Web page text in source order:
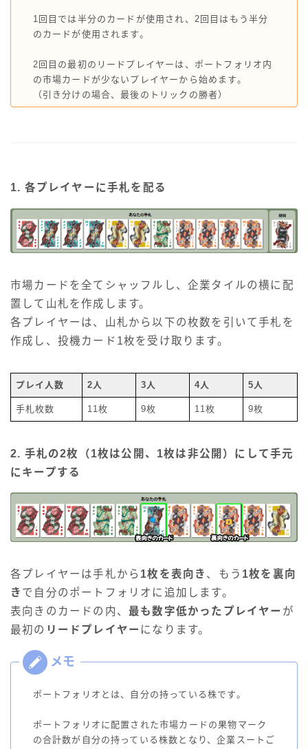
1回目では半分のカードが使用され、2回目はもう半分
のカードが使用されます。
2回目の最初のリードプレイヤーは、ポートフォリオ内
の市場カードが少ないプレイヤーから始めます。
（引き分けの場合、最後のトリックの勝者）
1. 各プレイヤーに手札を配る
市場カードを全てシャッフルし、企業タイルの横に配
置して山札を作成します。
各プレイヤーは、山札から以下の枚数を引いて手札を
作成し、投機カード1枚を受け取ります。
プレイ人数 2人 3人 4人 5人
手札枚数 11枚 9枚 11枚 9枚
2. 手札の2枚（1枚は公開、1枚は非公開）にして手元
にキープする
各プレイヤーは手札から 1枚を表向き 、もう 1枚を裏向
き で自分のポートフォリオに追加します。
表向きのカードの内、 最も数字低かったプレイヤー が
最初の リードプレイヤー になります。
ポートフォリオとは、自分の持っている株です。
ポートフォリオに配置された市場カードの果物マーク
の合計数が自分の持っている株数となり、企業スートご